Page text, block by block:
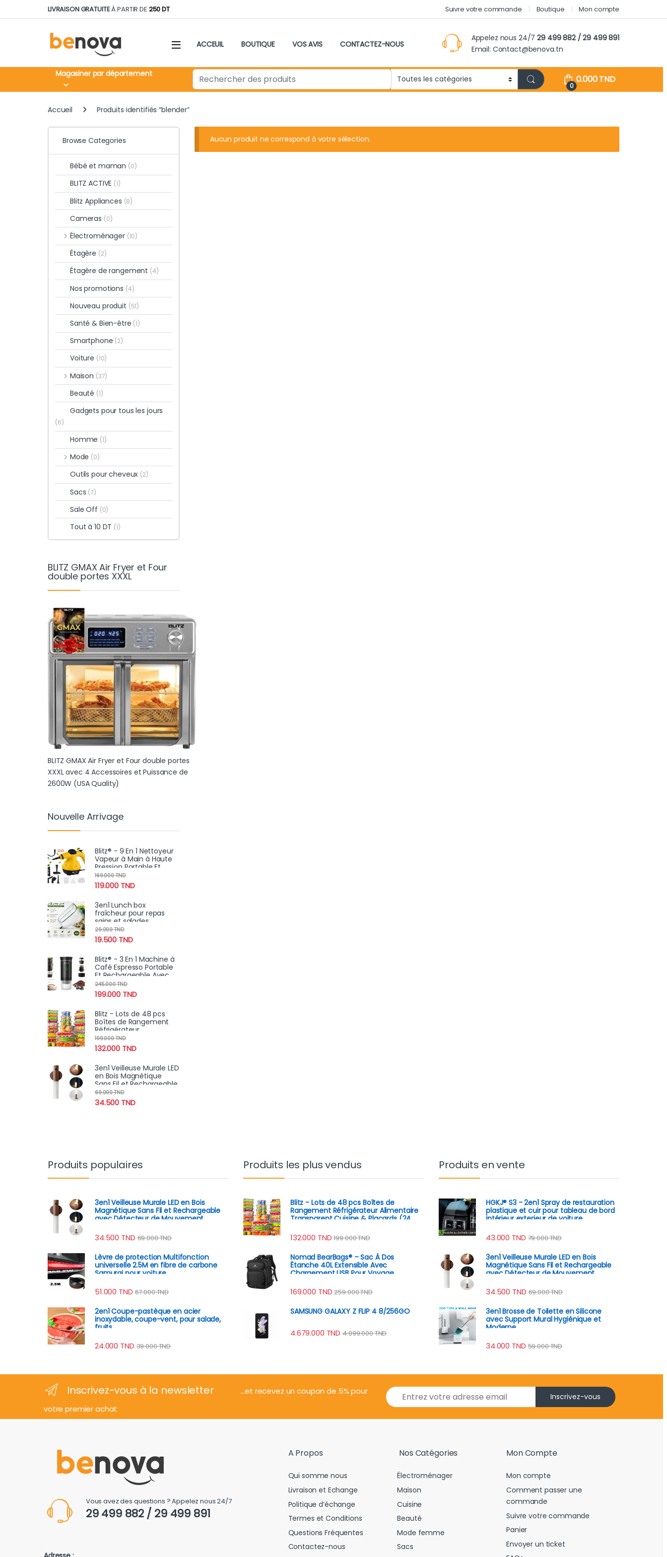
Skip to navigation
Skip to contentLIVRAISON GRATUITEÀ PARTIR DE 250 DT Suivre votre commande Boutique Mon compte
ACCEUIL BOUTIQUE VOS AVIS CONTACTEZ-NOUS
Appelez nous 24/729 499 882 / 29 499 891
Email: Contact@benova.tn
Magasiner par département Search for:
0
0.000TND
Accueil Produits identifiés “blender”
Aucun produit ne correspond à votre sélection.
Browse Categories
Bébé et maman (0)
BLITZ ACTIVE (1)
Blitz Appliances (8)
Cameras (0)
Électroménager (10)
Étagère (2)
Étagère de rangement (4)
Nos promotions (4)
Nouveau produit (51)
Santé & Bien-être (1)
Smartphone (2)
Voiture (10)
Maison (37)
Beauté (1)
Gadgets pour tous les jours
(6)
Homme (1)
Mode (0)
Outils pour cheveux (2)
Sacs (7)
Sale Off (0)
Tout à 10 DT (1)
BLITZ GMAX Air Fryer et Four
double portes XXXL
BLITZ GMAX Air Fryer et Four double portes
XXXL avec 4 Accessoires et Puissance de
2600W (USA Quality)
Nouvelle Arrivage
Blitz® - 9 En 1 Nettoyeur
Vapeur à Main à Haute
Pression Portable Et
Multifonction Pour Un
Nettoyage Écologique
119.000 TND
169.000TND
3en1 Lunch box
fraîcheur pour repas
sains et salades
croustillantes
19.500 TND
29.000TND
Blitz® - 3 En 1 Machine à
Café Espresso Portable
Et Rechargeable Avec
Chauffage Intégré
199.000 TND
245.000TND
Blitz - Lots de 48 pcs
Boîtes de Rangement
Réfrigérateur
Alimentaire Transparent
Cuisine & Placards (24
Boîtes + 24 Couvercles)
132.000 TND
199.000TND
3en1 Veilleuse Murale LED
en Bois Magnétique
Sans Fil et Rechargeable
avec Détecteur de
Mouvement
34.500 TND
69.000TND
Produits populaires
3en1 Veilleuse Murale LED en Bois
Magnétique Sans Fil et Rechargeable
avec Détecteur de Mouvement
34.500 TND 69.000TND
Lèvre de protection Multifonction
universelle 2.5M en fibre de carbone
Samurai pour voiture
51.000 TND 67.000TND
2en1 Coupe-pastèque en acier
inoxydable, coupe-vent, pour salade,
fruits
24.000 TND 39.000TND
Produits les plus vendus
Blitz - Lots de 48 pcs Boîtes de
Rangement Réfrigérateur Alimentaire
Transparent Cuisine & Placards (24
132.000 TND 199.000TND
Nomad BearBags® – Sac À Dos
Étanche 40L Extensible Avec
Chargement USB Pour Voyage
169.000 TND 259.000TND
SAMSUNG GALAXY Z FLIP 4 8/256GO
4.679.000 TND 4.899.000TND
Produits en vente
HGKJ® S3 - 2en1 Spray de restauration
plastique et cuir pour tableau de bord
intérieur exterieur de voiture
43.000 TND 79.000TND
3en1 Veilleuse Murale LED en Bois
Magnétique Sans Fil et Rechargeable
avec Détecteur de Mouvement
34.500 TND 69.000TND
3en1 Brosse de Toilette en Silicone
avec Support Mural Hygiénique et
Moderne
34.000 TND 59.000TND
Inscrivez-vous à la newsletter
...et recevez un coupon de 5% pour
votre premier achat
E
m
i
Inscrivez-vous
Vous avez des questions ? Appelez nous 24/7
29 499 882 / 29 499 891
A Propos
Qui somme nous
Livraison et Echange
Politique d’échange
Termes et Conditions
Questions Fréquentes
Contactez-nous
Nos Catégories
Électroménager
Maison
Cuisine
Beauté
Mode femme
Sacs
Mon Compte
Mon compte
Comment passer une
commande
Suivre votre commande
Panier
Envoyer un ticket